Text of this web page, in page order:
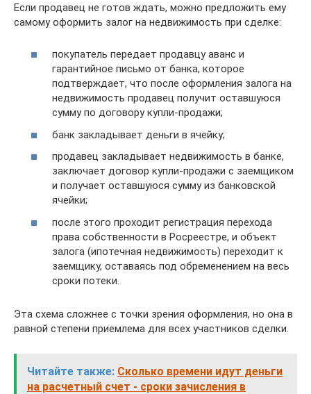
Если продавец не готов ждать, можно предложить ему
самому оформить залог на недвижимость при сделке:
покупатель передает продавцу аванс и
гарантийное письмо от банка, которое
подтверждает, что после оформления залога на
недвижимость продавец получит оставшуюся
сумму по договору купли-продажи;
банк закладывает деньги в ячейку;
продавец закладывает недвижимость в банке,
заключает договор купли-продажи с заемщиком
и получает оставшуюся сумму из банковской
ячейки;
после этого проходит регистрация перехода
права собственности в Росреестре, и объект
залога (ипотечная недвижимость) переходит к
заемщику, оставаясь под обременением на весь
сроки потеки.
Эта схема сложнее с точки зрения оформления, но она в
равной степени приемлема для всех участников сделки.
Читайте также: Сколько времени идут деньги
на расчетный счет - сроки зачисления в